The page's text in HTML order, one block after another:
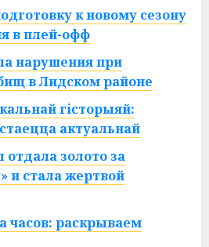
к новому сезону
в плей-офф
нарушения при
в Лидском районе
гісторыяй:
актуальнай
золото за
и стала жертвой
часов: раскрываем